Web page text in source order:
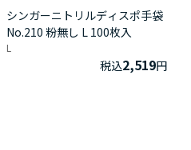
シンガーニトリルディスポ手袋
No.210 粉無し L 100枚入
L
税込2,519円